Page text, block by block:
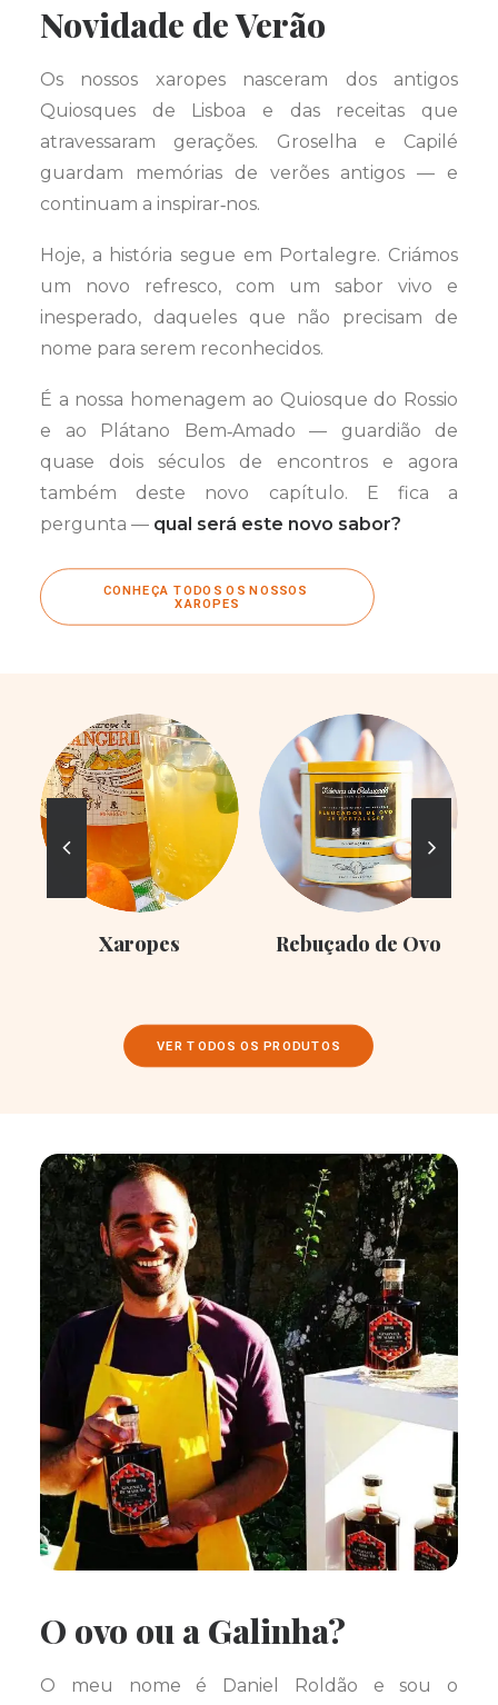
Novidade de Verão
Os nossos xaropes nasceram dos antigos
Quiosques de Lisboa e das receitas que
atravessaram gerações. Groselha e Capilé
guardam memórias de verões antigos — e
continuam a inspirar‑nos.
Hoje, a história segue em Portalegre. Criámos
um novo refresco, com um sabor vivo e
inesperado, daqueles que não precisam de
nome para serem reconhecidos.
É a nossa homenagem ao Quiosque do Rossio
e ao Plátano Bem‑Amado — guardião de
quase dois séculos de encontros e agora
também deste novo capítulo. E fica a
pergunta — qual será este novo sabor?
CONHEÇA TODOS OS NOSSOS
XAROPES
Xaropes Rebuçado de Ovo
VER TODOS OS PRODUTOS
O ovo ou a Galinha?
O meu nome é Daniel Roldão e sou o